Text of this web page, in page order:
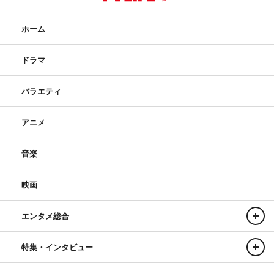
ホーム
ドラマ
バラエティ
アニメ
音楽
映画
エンタメ総合
特集・インタビュー